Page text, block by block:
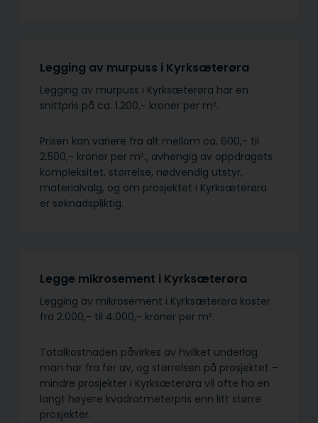
Legging av murpuss i Kyrksæterøra
Legging av murpuss i Kyrksæterøra har en
snittpris på ca. 1.200,- kroner per m².
Prisen kan variere fra alt mellom ca. 600,- til
2.500,- kroner per m²., avhengig av oppdragets
kompleksitet, størrelse, nødvendig utstyr,
materialvalg, og om prosjektet i Kyrksæterøra
er søknadspliktig.
Legge mikrosement i Kyrksæterøra
Legging av mikrosement i Kyrksæterøra koster
fra 2.000,- til 4.000,- kroner per m².
Totalkostnaden påvirkes av hvilket underlag
man har fra før av, og størrelsen på prosjektet –
mindre prosjekter i Kyrksæterøra vil ofte ha en
langt høyere kvadratmeterpris enn litt større
prosjekter.